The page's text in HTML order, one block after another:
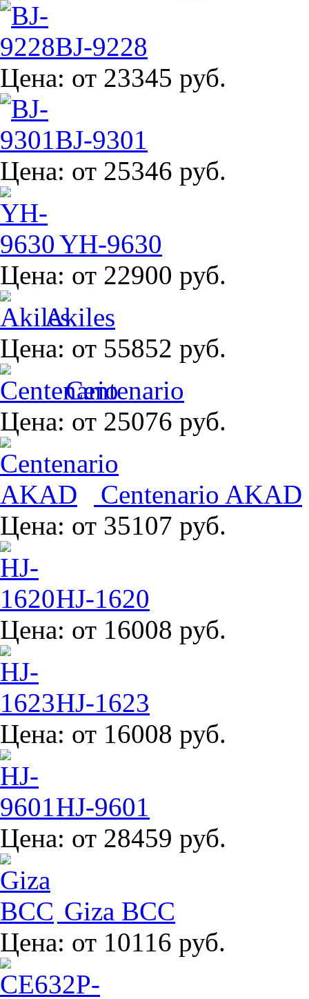
BJ-9228
Цена: от 23345 руб.
BJ-9301
Цена: от 25346 руб.
YH-9630
Цена: от 22900 руб.
Akiles
Цена: от 55852 руб.
Centenario
Цена: от 25076 руб.
Centenario AKAD
Цена: от 35107 руб.
HJ-1620
Цена: от 16008 руб.
HJ-1623
Цена: от 16008 руб.
HJ-9601
Цена: от 28459 руб.
Giza BCC
Цена: от 10116 руб.